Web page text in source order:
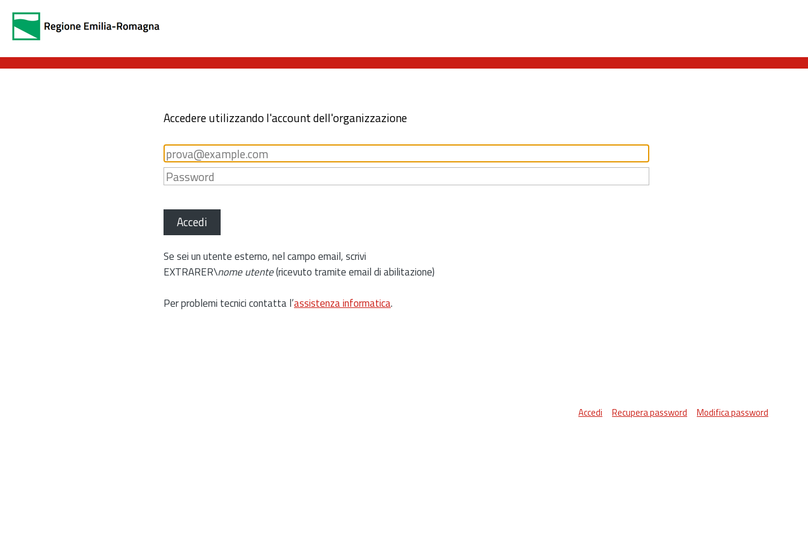
Accedere utilizzando l'account dell'organizzazione
Accedi
Se sei un utente esterno, nel campo email, scrivi
EXTRARER\nome utente(ricevuto tramite email di abilitazione)
Per problemi tecnici contatta l’assistenza informatica.
Accedi Recupera password Modifica password